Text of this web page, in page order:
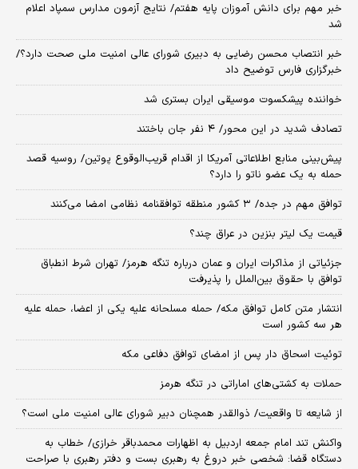
خبر مهم برای دانش آموزان پایه هفتم/ نتایج آزمون مدارس سمپاد اعلام
شد
خبر انتصاب محسن رضایی به دبیری شورای عالی امنیت ملی صحت دارد؟/
خبرگزاری فارس توضیح داد
خواننده پیشکسوت موسیقی ایران بستری شد
تصادف شدید در این محور/ ۴ نفر جان باختند
پیش‌بینی منابع اطلاعاتی آمریکا از اقدام قریب‌الوقوع پوتین/ روسیه قصد
حمله به یک عضو ناتو را دارد؟
توافق مهم در جده/ ۳ کشور منطقه توافقنامه نظامی امضا می‌کنند
قیمت یک لیتر بنزین در عراق چند؟
جزئیاتی از مذاکرات ایران و عمان درباره تنگه هرمز/ تهران شرط انطباق
توافق با حقوق بین‌الملل را پذیرفت
انتشار متن کامل توافق مکه/ حمله مسلحانه علیه یکی از اعضا، حمله علیه
هر سه کشور است
توئیت اسحاق دار پس از امضای توافق دفاعی مکه
حملات به کشتی‌های اماراتی در تنگه هرمز
از شایعه تا واقعیت/ ذوالقدر همچنان دبیر شورای ‌عالی امنیت ملی است؟
واکنش تند امام جمعه اردبیل به اظهارات محمدباقر خرازی/ خطاب به
دستگاه قضا: شخصی خبر دروغ به رهبری بست و دفتر رهبری با صراحت